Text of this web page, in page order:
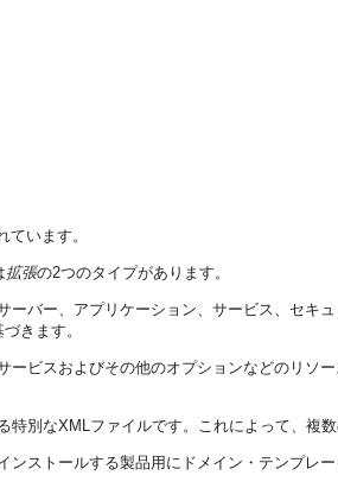
います。
拡張の2つのタイプがあります。
ーバー、アプリケーション、サービス、セ
きます。
ビスおよびその他のオプションなどのリ
別なXMLファイルです。これによって、複
ストールする製品用にドメイン・テンプレ